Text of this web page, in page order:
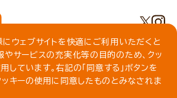
報／社債・格付情報
イドライン
にウェブサイトを快適にご利用いただくと
やサービスの充実化等の目的のため、クッ
しています。右記の「同意する」ボタンを
ッキーの使用に同意したものとみなされま